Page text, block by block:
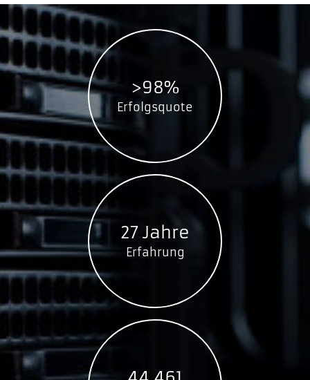
>98%
Erfolgsquote
27 Jahre
Erfahrung